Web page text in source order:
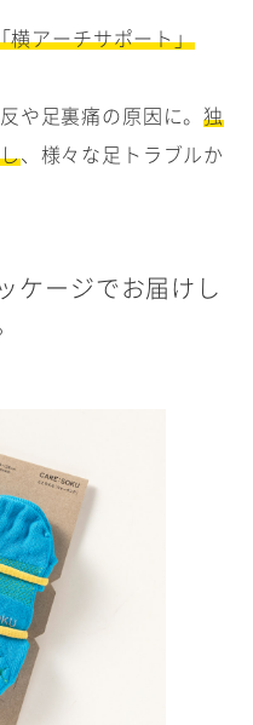
横アーチサポート」
や足裏痛の原因に。独
、様々な足トラブルか
ケージでお届けし